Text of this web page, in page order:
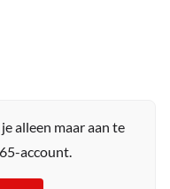
alleen maar aan te
account.